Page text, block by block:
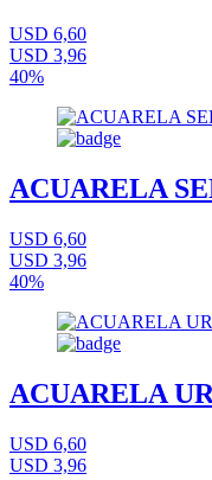
USD 6,60
USD 3,96
40%
ACUARELA
USD 6,60
USD 3,96
40%
ACUARELA
USD 6,60
USD 3,96